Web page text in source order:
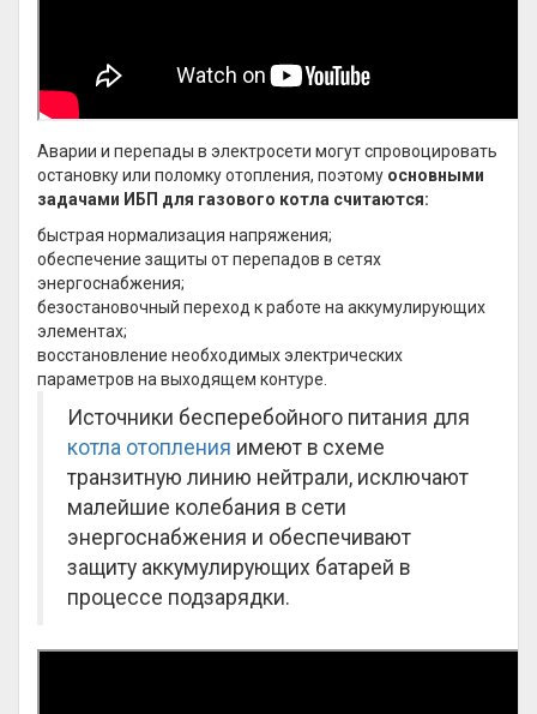
Аварии и перепады в электросети могут спровоцировать
остановку или поломку отопления, поэтому основными
задачами ИБП для газового котла считаются:
быстрая нормализация напряжения;
обеспечение защиты от перепадов в сетях
энергоснабжения;
безостановочный переход к работе на аккумулирующих
элементах;
восстановление необходимых электрических
параметров на выходящем контуре.
Источники бесперебойного питания для
котла отопления имеют в схеме
транзитную линию нейтрали, исключают
малейшие колебания в сети
энергоснабжения и обеспечивают
защиту аккумулирующих батарей в
процессе подзарядки.